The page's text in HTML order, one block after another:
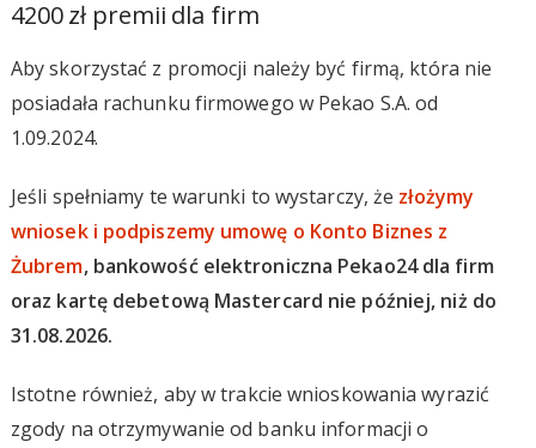
4200 zł premii dla firm
Aby skorzystać z promocji należy być firmą, która nie
posiadała rachunku firmowego w Pekao S.A. od
1.09.2024.
Jeśli spełniamy te warunki to wystarczy, że złożymy
wniosek i podpiszemy umowę o Konto Biznes z
Żubrem, bankowość elektroniczna Pekao24 dla firm
oraz kartę debetową Mastercard nie później, niż do
31.08.2026.
Istotne również, aby w trakcie wnioskowania wyrazić
zgody na otrzymywanie od banku informacji o